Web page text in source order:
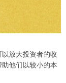
放大投资者的收
他们以较小的本